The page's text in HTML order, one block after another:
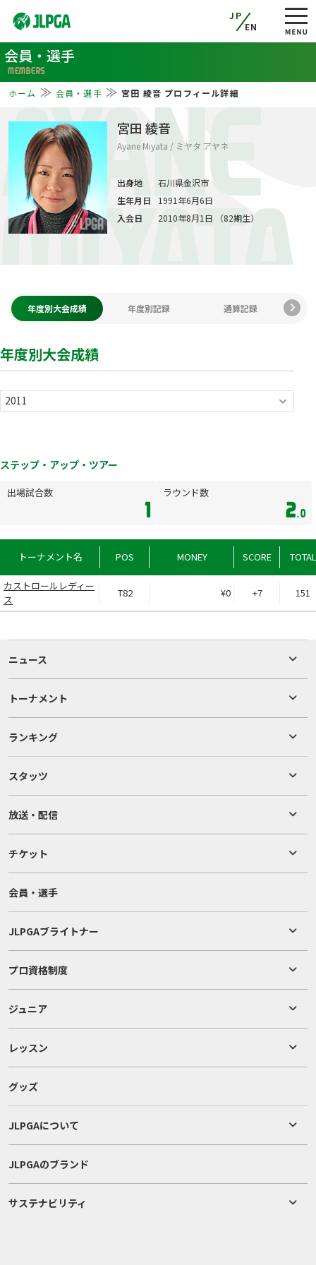
JP
EN
会員・選手
MEMBERS
ホーム 会員・選手 宮田 綾音 プロフィール詳細
AYANE
MIYATA
宮田 綾音
Ayane Miyata / ミヤタ アヤネ
出身地
石川県金沢市
生年月日
1991年6月6日
入会日
2010年8月1日 （82期生）
年度別大会成績 年度別記録 通算記録
年度別大会成績
ステップ・アップ・ツアー
出場試合数
1
ラウンド数
2.0
トーナメント名 POS MONEY SCORE TOTAL
カストロールレディー
ス
T82 ¥0 +7 151
ニュース
トーナメント
ランキング
スタッツ
放送・配信
チケット
会員・選手
JLPGAブライトナー
プロ資格制度
ジュニア
レッスン
グッズ
JLPGAについて
JLPGAのブランド
サステナビリティ